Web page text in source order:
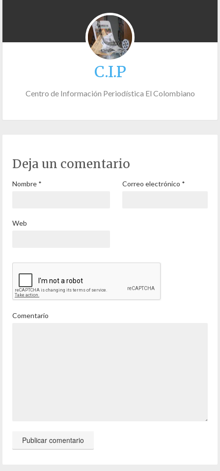
C.I.P
Centro de Información Periodística El Colombiano
Deja un comentario
Nombre * Correo electrónico *
Web
Comentario